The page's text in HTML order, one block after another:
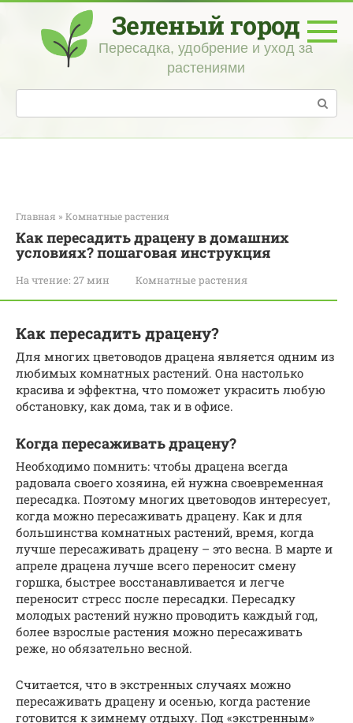
Перейти
контенту
Зеленый город
Пересадка, удобрение и уход за
растениями
Поиск:
Главная » Комнатные растения
Как пересадить драцену в домашних
условиях? пошаговая инструкция
На чтение: 27 мин Комнатные растения
Как пересадить драцену?
Для многих цветоводов драцена является одним из
любимых комнатных растений. Она настолько
красива и эффектна, что поможет украсить любую
обстановку, как дома, так и в офисе.
Когда пересаживать драцену?
Необходимо помнить: чтобы драцена всегда
радовала своего хозяина, ей нужна своевременная
пересадка. Поэтому многих цветоводов интересует,
когда можно пересаживать драцену. Как и для
большинства комнатных растений, время, когда
лучше пересаживать драцену – это весна. В марте и
апреле драцена лучше всего переносит смену
горшка, быстрее восстанавливается и легче
переносит стресс после пересадки. Пересадку
молодых растений нужно проводить каждый год,
более взрослые растения можно пересаживать
реже, но обязательно весной.
Считается, что в экстренных случаях можно
пересаживать драцену и осенью, когда растение
готовится к зимнему отдыху. Под «экстренным»